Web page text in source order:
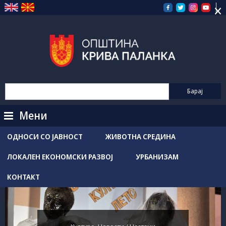
Прескокнете
Мени
ОДНОСИ СО ЈАВНОСТ ЖИВОТНА СРЕДИНА
ЛОКАЛЕН ЕКОНОМСКИ РАЗВОЈ УРБАНИЗАМ
КОНТАКТ
×